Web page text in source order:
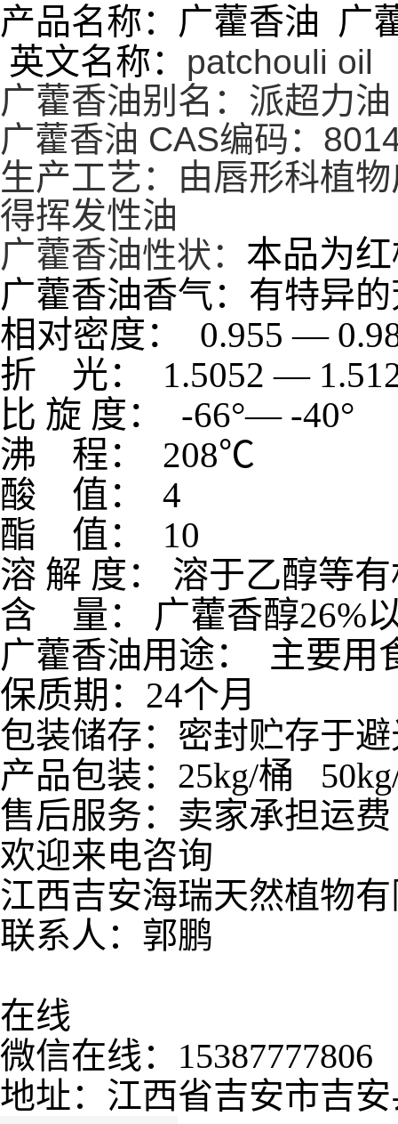
产品名称：广藿香油 广
英文名称： patchouli oil
广藿香油别名：派超力
广藿香油 CAS编码：
生产工艺：由唇形科植
得挥发性油
广藿香油性状： 本品为
广藿香油香气：有特异
相对密度： 0.955—
折
光： 1.5052—
比 旋 度： -66°—-40°
沸
程： 208℃
酸
值：
酯
值：
溶 解 度：
溶于乙醇等
含
量： 广藿香醇26%
广藿香油用途： 主要用
保质期：24个月
包装储存：密封贮存于
产品包装：25kg/桶
售后服务：卖家承担运
欢迎来电咨询
江西吉安海瑞天然植物
联系人：郭鹏
在线
微信在线：15387777806
地址：江西省吉安市吉